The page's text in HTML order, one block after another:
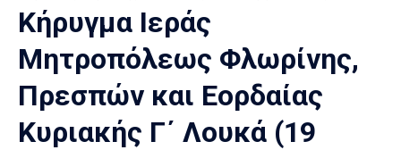
Κήρυγμα Ιεράς
Μητροπόλεως Φλωρίνης,
Πρεσπών και Εορδαίας
Κυριακής Γ΄ Λουκά (19